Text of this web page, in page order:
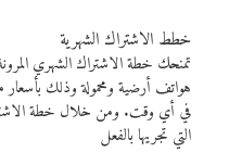
خطط الاشتراك الشهرية
تمنحك خطة الاشتراك الشهري
هواتف أرضية ومحمولة وذلك
في أي وقت. ومن خلال خطة
التي تجريها بالفعل